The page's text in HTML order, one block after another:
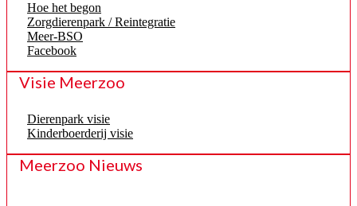
Hoe het begon
Zorgdierenpark / Reintegratie
Meer-BSO
Facebook
Visie Meerzoo
Dierenpark visie
Kinderboerderij visie
Meerzoo Nieuws